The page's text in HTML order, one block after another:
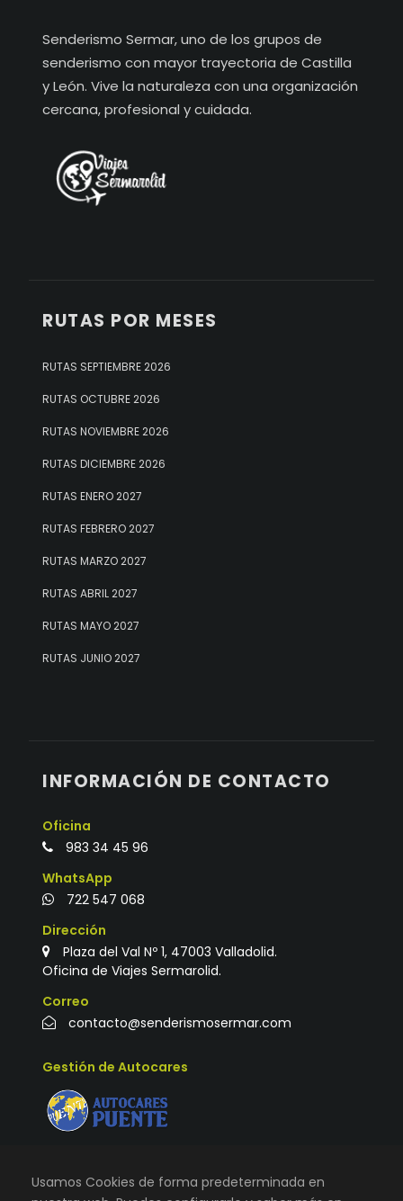
Senderismo Sermar, uno de los grupos de
senderismo con mayor trayectoria de Castilla
y León. Vive la naturaleza con una organización
cercana, profesional y cuidada.
RUTAS POR MESES
RUTAS SEPTIEMBRE 2026
RUTAS OCTUBRE 2026
RUTAS NOVIEMBRE 2026
RUTAS DICIEMBRE 2026
RUTAS ENERO 2027
RUTAS FEBRERO 2027
RUTAS MARZO 2027
RUTAS ABRIL 2027
RUTAS MAYO 2027
RUTAS JUNIO 2027
INFORMACIÓN DE CONTACTO
Oficina
983 34 45 96
WhatsApp
722 547 068
Dirección
Plaza del Val Nº 1, 47003 Valladolid.
Oficina de Viajes Sermarolid.
Correo
contacto@senderismosermar.com
Gestión de Autocares
Usamos Cookies de forma predeterminada en